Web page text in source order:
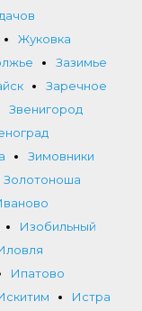
Жуковка
Зазимье
Заречное
Звенигород
Зимовники
Золотоноша
Изобильный
Ипатово
Истра